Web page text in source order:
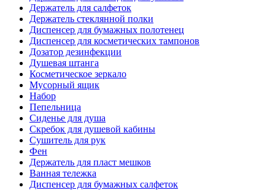
Держатель для салфеток
Держатель стеклянной полки
Диспенсер для бумажных полотенец
Диспенсер для косметических тампонов
Дозатор дезинфекции
Душевая штанга
Косметическое зеркало
Мусорный ящик
Набор
Пепельница
Сиденье для душа
Скребок для душевой кабины
Сушитель для рук
Фен
Держатель для пласт мешков
Ванная тележка
Диспенсер для бумажных салфеток